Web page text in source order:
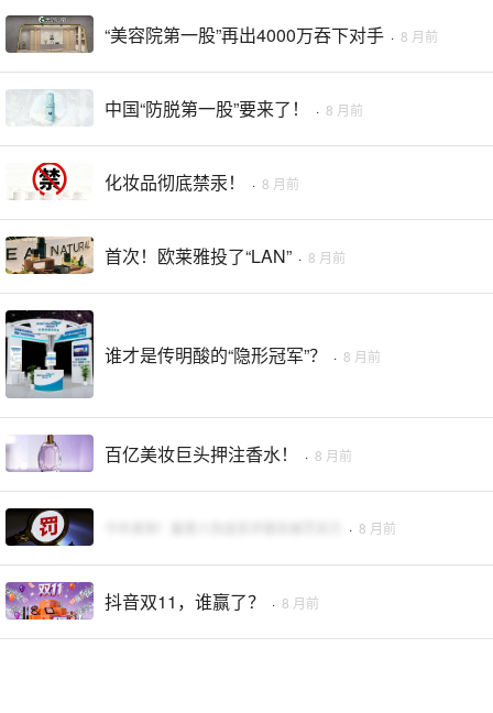
“美容院第一股”再出4000万吞下对手 · 8 月前
中国“防脱第一股”要来了！ · 8 月前
化妆品彻底禁汞！ · 8 月前
首次！欧莱雅投了“LAN” · 8 月前
谁才是传明酸的“隐形冠军”？ · 8 月前
百亿美妆巨头押注香水！ · 8 月前
· 8 月前
抖音双11，谁赢了？ · 8 月前